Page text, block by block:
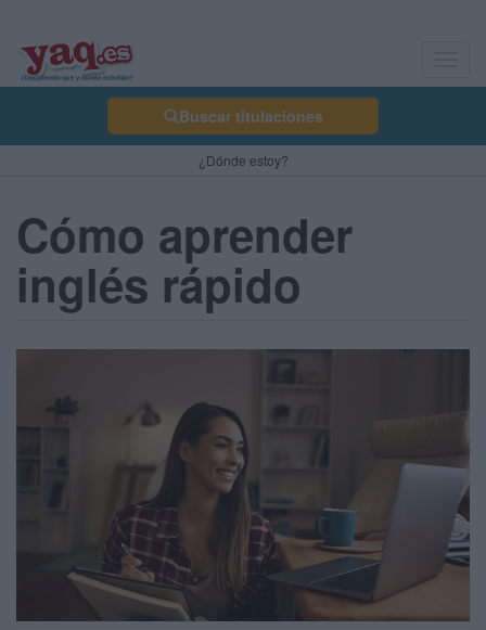
Buscar titulaciones
¿Dónde estoy?
Cómo aprender
inglés rápido